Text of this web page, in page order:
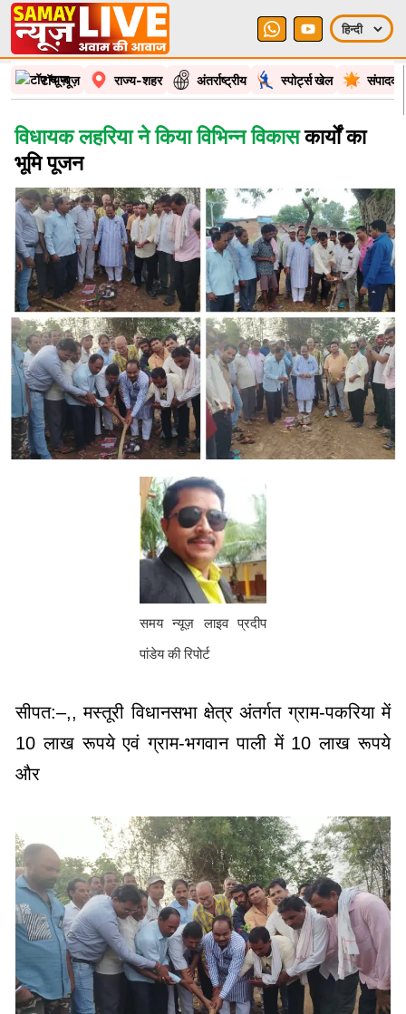
टॉप न्यूज़ राज्य-शहर अंतर्राष्ट्रीय स्पोर्ट्स खेल
विधायक लहरिया ने किया विभिन्न विकासकार्यों का
भूमि पूजन
समय न्यूज़ लाइव प्रदीप
पांडेय की रिपोर्ट
सीपत:–,, मस्तूरी विधानसभा क्षेत्र अंतर्गत ग्राम-पकरिया में
10 लाख रूपये एवं ग्राम-भगवान पाली में 10 लाख रूपये
और